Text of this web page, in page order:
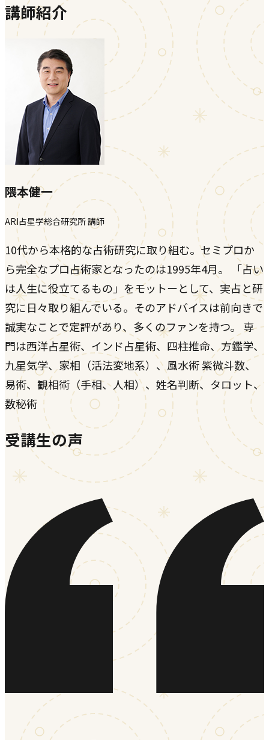
講師紹介
隈本健一
ARI占星学総合研究所 講師
10代から本格的な占術研究に取り組む。セミプロか
ら完全なプロ占術家となったのは1995年4月。 「占い
は人生に役立てるもの」をモットーとして、実占と研
究に日々取り組んでいる。そのアドバイスは前向きで
誠実なことで定評があり、多くのファンを持つ。 専
門は西洋占星術、インド占星術、四柱推命、方鑑学、
九星気学、家相（活法変地系）、風水術 紫微斗数、
易術、観相術（手相、人相）、姓名判断、タロット、
数秘術
受講生の声